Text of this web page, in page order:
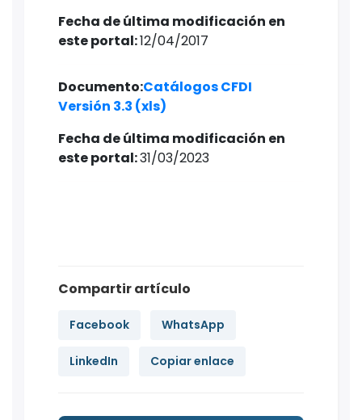
Fecha de última modificación en
este portal:12/04/2017
Documento:Catálogos CFDI
Versión 3.3 (xls)
Fecha de última modificación en
este portal:31/03/2023
Compartir artículo
Facebook WhatsApp
LinkedIn Copiar enlace